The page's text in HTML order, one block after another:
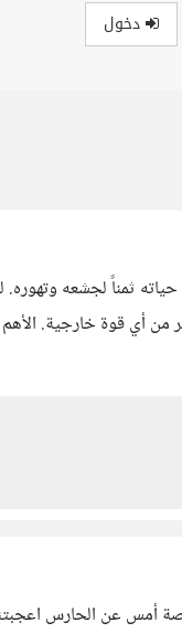
دخول
ثمناً لجشعه وتهوره.
من أي قوة خارجية.
أمس عن الحارس